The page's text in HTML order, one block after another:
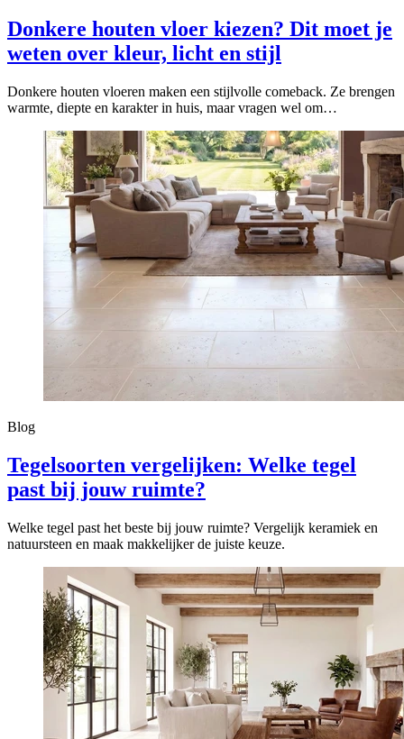
Donkere houten vloer kiezen? Dit moet je
weten over kleur, licht en stijl
Donkere houten vloeren maken een stijlvolle comeback. Ze brengen
warmte, diepte en karakter in huis, maar vragen wel om…
Blog
Tegelsoorten vergelijken: Welke tegel
past bij jouw ruimte?
Welke tegel past het beste bij jouw ruimte? Vergelijk keramiek en
natuursteen en maak makkelijker de juiste keuze.